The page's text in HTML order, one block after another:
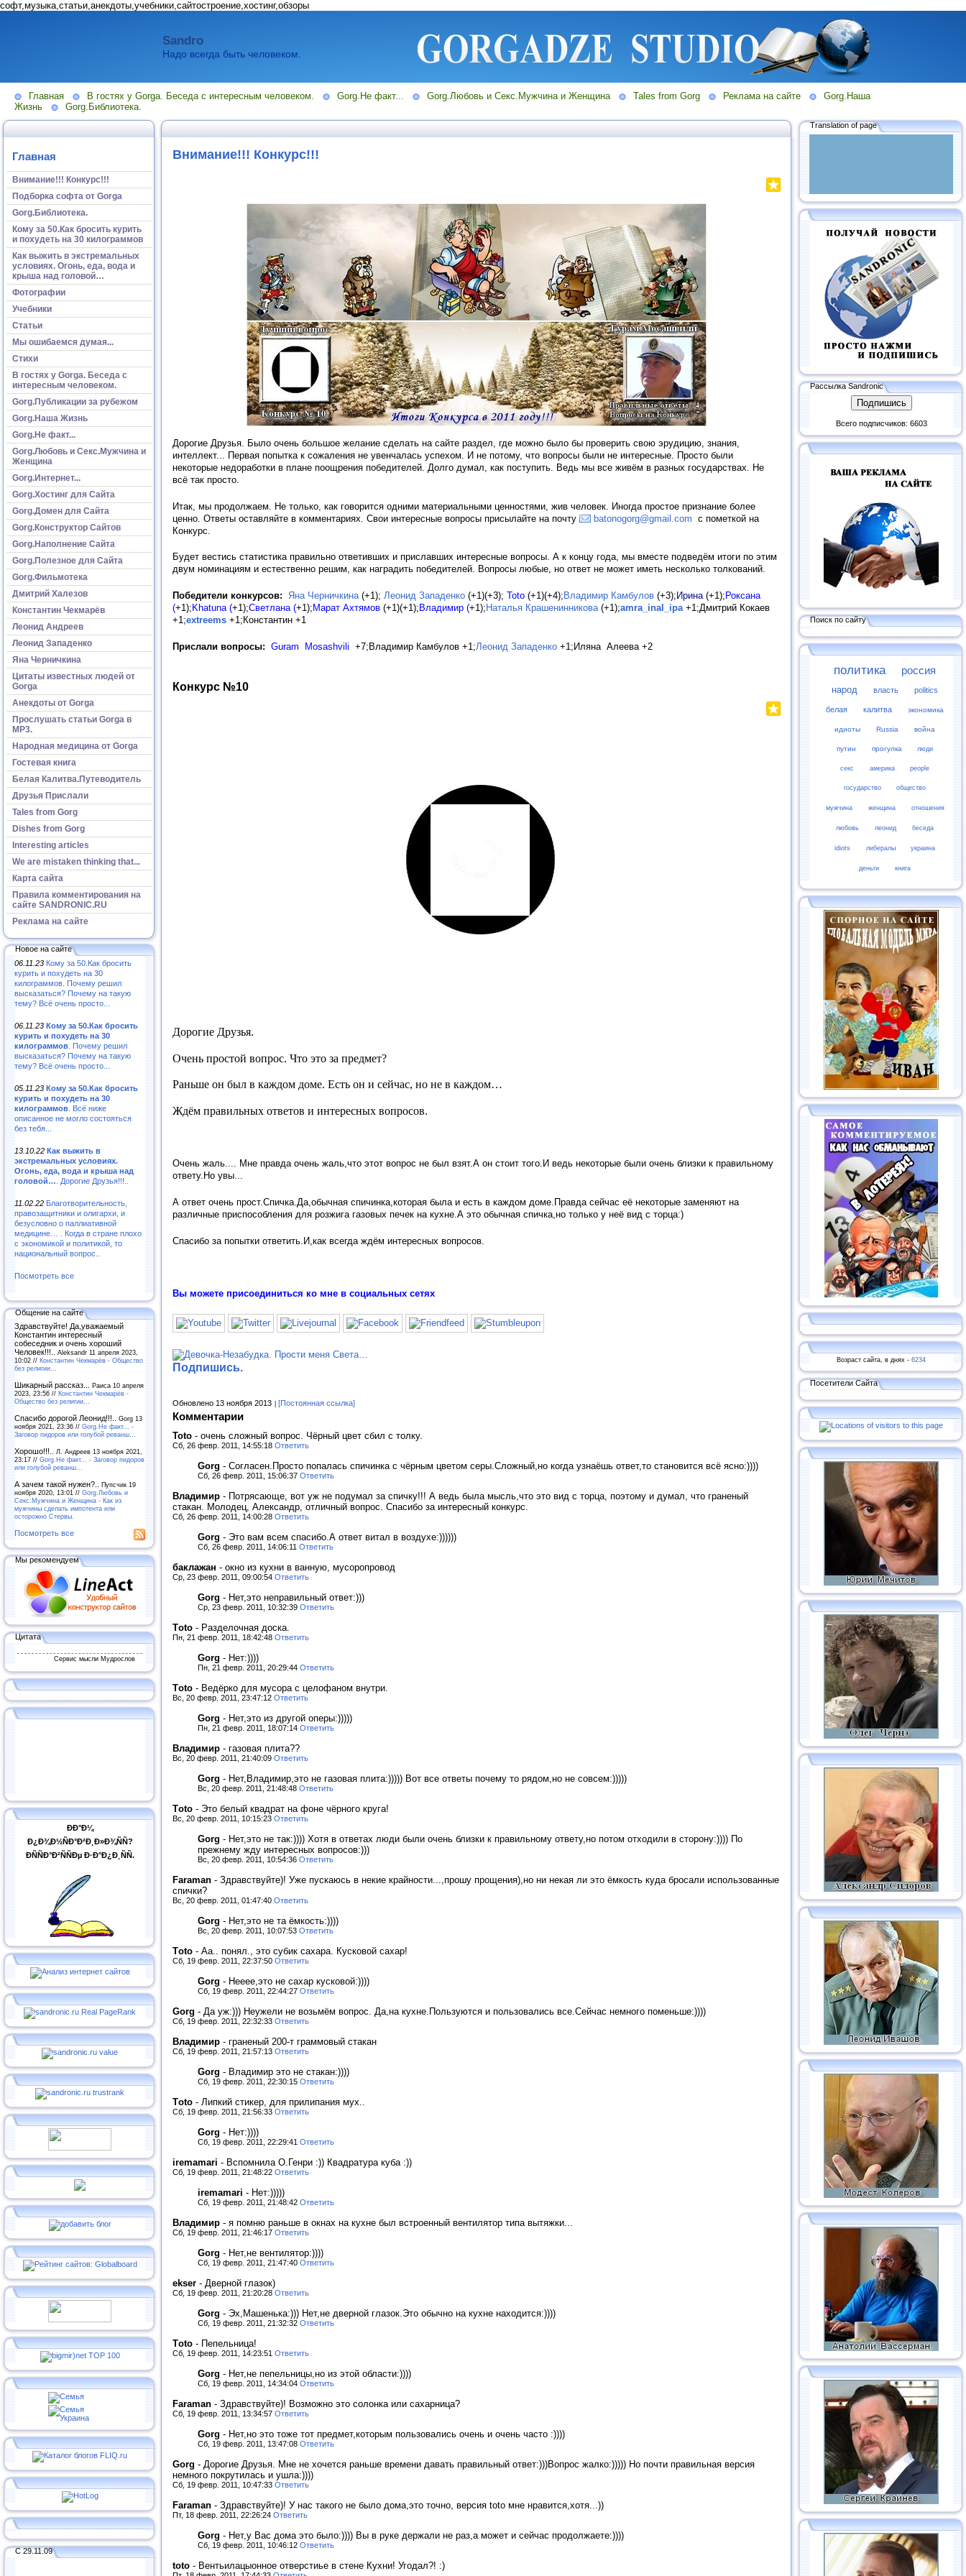
софт,музыка,статьи,анекдоты,учебники,сайтостроение,хостинг,обзоры
Sandro
Надо всегда быть человеком.
Главная В гостях у Gorga. Беседа с интересным человеком. Gorg.Не факт... Gorg.Любовь и Секс.Мужчина и Женщина Tales from Gorg Реклама на сайте
Gorg.Наша
Жизнь
Gorg.Библиотека.
Главная
Внимание!!! Конкурс!!!
Подборка софта от Gorga
Gorg.Библиотека.
Кому за 50.Как бросить курить
и похудеть на 30 килограммов
Как выжить в экстремальных
условиях. Огонь, еда, вода и
крыша над головой…
Фотографии
Учебники
Статьи
Мы ошибаемся думая...
Стихи
В гостях у Gorga. Беседа с
интересным человеком.
Gorg.Публикации за рубежом
Gorg.Наша Жизнь
Gorg.Не факт...
Gorg.Любовь и Секс.Мужчина и
Женщина
Gorg.Интернет...
Gorg.Хостинг для Сайта
Gorg.Домен для Сайта
Gorg.Конструктор Сайтов
Gorg.Наполнение Сайта
Gorg.Полезное для Сайта
Gorg.Фильмотека
Дмитрий Халезов
Константин Чекмарёв
Леонид Андреев
Леонид Западенко
Яна Черничкина
Цитаты известных людей от
Gorga
Анекдоты от Gorga
Прослушать статьи Gorga в
МР3.
Народная медицина от Gorga
Гостевая книга
Белая Калитва.Путеводитель
Друзья Прислали
Tales from Gorg
Dishes from Gorg
Interesting articles
We are mistaken thinking that...
Карта сайта
Правила комментирования на
сайте SANDRONIC.RU
Реклама на сайте
Новое на сайте
06.11.23 Кому за 50.Как бросить
курить и похудеть на 30
килограммов. Почему решил
высказаться? Почему на такую
тему? Всё очень просто...
06.11.23 Кому за 50.Как бросить
курить и похудеть на 30
килограммов . Почему решил
высказаться? Почему на такую
тему? Всё очень просто...
05.11.23 Кому за 50.Как бросить
курить и похудеть на 30
килограммов . Всё ниже
описанное не могло состояться
без тебя...
13.10.22 Как выжить в
экстремальных условиях.
Огонь, еда, вода и крыша над
головой… . Дорогие Друзья!!!..
11.02.22 Благотворительность,
правозащитники и олигархи, и
безусловно о паллиативной
медицине… . Когда в стране плохо
с экономикой и политикой, то
национальный вопрос..
Посмотреть все
Общение на сайте
Здравствуйте! Да,уважаемый
Константин интересный
собеседник и очень хороший
Человек!!!.. Aleksandr 11 апреля 2023,
10:02 // Константин Чекмарёв - Общество
без религии...
Шикарный рассказ... Раиса 10 апреля
2023, 23:56 // Константин Чекмарёв -
Общество без религии...
Спасибо дорогой Леонид!!!.. Gorg 13
ноября 2021, 23:36 // Gorg.Не факт... -
Заговор пидоров или голубой реванш…
Хорошо!!!..
Л. Андреев 13 ноября 2021,
23:17 // Gorg.Не факт... - Заговор пидоров
или голубой реванш…
А зачем такой нужен?.. Пупсчик 19
ноября 2020, 13:01 // Gorg.Любовь и
Секс.Мужчина и Женщина - Как из
мужчины сделать импотента или
осторожно Стервы.
Посмотреть все
Мы рекомендуем
Цитата
Сервис мысли Мудрослов
ÐÐ°Ð¼
Ð¿Ð¾Ð½ÑÐ°Ð²Ð¸Ð»Ð¾ÑÑ?
ÐÑÑÐ°Ð²ÑÑÐµ Ð·Ð°Ð¿Ð¸ÑÑ.
С 29.11.09
Внимание!!! Конкурс!!!
Дорогие Друзья. Было очень большое желание сделать на сайте раздел, где можно было бы проверить свою эрудицию, знания,
интеллект... Первая попытка к сожаления не увенчалась успехом. И не потому, что вопросы были не интересные. Просто были
некоторые недоработки в плане поощрения победителей. Долго думал, как поступить. Ведь мы все живём в разных государствах. Не
всё так просто.
Итак, мы продолжаем. Не только, как говорится одними материальными ценностями, жив человек. Иногда простое признание более
ценно. Ответы оставляйте в комментариях. Свои интересные вопросы присылайте на почту
batonogorg@gmail.com с пометкой на
Конкурс.
Будет вестись статистика правильно ответивших и приславших интересные вопросы. А к концу года, мы вместе подведём итоги по этим
двум номинациям и естественно решим, как наградить победителей. Вопросы любые, но ответ не может иметь несколько толкований.
Победители конкурсов: Яна Черничкина (+1); Леонид Западенко (+1)(+3); Toto (+1)(+4); Владимир Камбулов (+3); Ирина (+1); Роксана
(+1); Khatuna (+1);Светлана (+1); Марат Ахтямов (+1)(+1); Владимир (+1); Наталья Крашенинникова (+1);amra_inal_ipa +1;Дмитрий Кокаев
+1;extreems +1;Константин +1
Прислали вопросы: Guram Mosashvili +7;Владимир Камбулов +1;Леонид Западенко +1;Иляна Алеева +2
Конкурс №10
Дорогие Друзья.
Очень простой вопрос. Что это за предмет?
Раньше он был в каждом доме. Есть он и сейчас, но не в каждом…
Ждём правильных ответов и интересных вопросов.
Очень жаль.... Мне правда очень жаль,что этот вопрос не был взят.А он стоит того.И ведь некоторые были очень близки к правильному
ответу.Но увы...
А ответ очень прост.Спичка.Да,обычная спичинка,которая была и есть в каждом доме.Правда сейчас её некоторые заменяют на
различные приспособления для розжига газовых печек на кухне.А это обычная спичка,но только у неё вид с торца:)
Спасибо за попытки ответить.И,как всегда ждём интересных вопросов.
Вы можете присоединиться ко мне в социальных сетях
Подпишись.
Обновлено 13 ноября 2013 [Постоянная ссылка]
Комментарии
Toto - очень сложный вопрос. Чёрный цвет сбил с толку.
Сб, 26 февр. 2011, 14:55:18 Ответить
Gorg - Согласен.Просто попалась спичинка с чёрным цветом серы.Сложный,но когда узнаёшь ответ,то становится всё ясно:))))
Сб, 26 февр. 2011, 15:06:37 Ответить
Владимир - Потрясающе, вот уж не подумал за спичку!!! А ведь была мысль,что это вид с торца, поэтому и думал, что граненый
стакан. Молодец, Александр, отличный вопрос. Спасибо за интересный конкурс.
Сб, 26 февр. 2011, 14:00:28 Ответить
Gorg - Это вам всем спасибо.А ответ витал в воздухе:))))))
Сб, 26 февр. 2011, 14:06:11 Ответить
баклажан - окно из кухни в ванную, мусоропровод
Ср, 23 февр. 2011, 09:00:54 Ответить
Gorg - Нет,это неправильный ответ:)))
Ср, 23 февр. 2011, 10:32:39 Ответить
Тoto - Разделочная доска.
Пн, 21 февр. 2011, 18:42:48 Ответить
Gorg - Нет:))))
Пн, 21 февр. 2011, 20:29:44 Ответить
Тoto - Ведёрко для мусора с целофаном внутри.
Вс, 20 февр. 2011, 23:47:12 Ответить
Gorg - Нет,это из другой оперы:)))))
Пн, 21 февр. 2011, 18:07:14 Ответить
Владимир - газовая плита??
Вс, 20 февр. 2011, 21:40:09 Ответить
Gorg - Нет,Владимир,это не газовая плита:))))) Вот все ответы почему то рядом,но не совсем:)))))
Вс, 20 февр. 2011, 21:48:48 Ответить
Тoto - Это белый квадрат на фоне чёрного круга!
Вс, 20 февр. 2011, 10:15:23 Ответить
Gorg - Нет,это не так:)))) Хотя в ответах люди были очень близки к правильному ответу,но потом отходили в сторону:)))) По
прежнему жду интересных вопросов:)))
Вс, 20 февр. 2011, 10:54:36 Ответить
Faraman - Здравствуйте)! Уже пускаюсь в некие крайности...,прошу прощения),но ни некая ли это ёмкость куда бросали использованные
спички?
Вс, 20 февр. 2011, 01:47:40 Ответить
Gorg - Нет,это не та ёмкость:))))
Вс, 20 февр. 2011, 10:07:53 Ответить
Тoto - Аа.. понял., это субик сахара. Кусковой сахар!
Сб, 19 февр. 2011, 22:37:50 Ответить
Gorg - Нееее,это не сахар кусковой:))))
Сб, 19 февр. 2011, 22:44:27 Ответить
Gorg - Да уж:))) Неужели не возьмём вопрос. Да,на кухне.Пользуются и пользовались все.Сейчас немного поменьше:))))
Сб, 19 февр. 2011, 22:32:33 Ответить
Владимир - граненый 200-т граммовый стакан
Сб, 19 февр. 2011, 21:57:13 Ответить
Gorg - Владимир это не стакан:))))
Сб, 19 февр. 2011, 22:30:15 Ответить
Тoto - Липкий стикер, для прилипания мух..
Сб, 19 февр. 2011, 21:56:33 Ответить
Gorg - Нет:))))
Сб, 19 февр. 2011, 22:29:41 Ответить
iremamari - Вспомнила О.Генри :)) Квадратура куба :))
Сб, 19 февр. 2011, 21:48:22 Ответить
iremamari - Нет:)))))
Сб, 19 февр. 2011, 21:48:42 Ответить
Владимир - я помню раньше в окнах на кухне был встроенный вентилятор типа вытяжки...
Сб, 19 февр. 2011, 21:46:17 Ответить
Gorg - Нет,не вентилятор:))))
Сб, 19 февр. 2011, 21:47:40 Ответить
ekser - Дверной глазок)
Сб, 19 февр. 2011, 21:20:28 Ответить
Gorg - Эх,Машенька:))) Нет,не дверной глазок.Это обычно на кухне находится:))))
Сб, 19 февр. 2011, 21:32:32 Ответить
Тoto - Пепельница!
Сб, 19 февр. 2011, 14:23:51 Ответить
Gorg - Нет,не пепельницы,но из этой области:))))
Сб, 19 февр. 2011, 14:34:04 Ответить
Faraman - Здравствуйте)! Возможно это солонка или сахарница?
Сб, 19 февр. 2011, 13:34:57 Ответить
Gorg - Нет,но это тоже тот предмет,которым пользовались очень и очень часто :))))
Сб, 19 февр. 2011, 13:47:08 Ответить
Gorg - Дорогие Друзья. Мне не хочется раньше времени давать правильный ответ:)))Вопрос жалко:))))) Но почти правильная версия
немного покрутилась и ушла:))))
Сб, 19 февр. 2011, 10:47:33 Ответить
Faraman - Здравствуйте)! У нас такого не было дома,это точно, версия toto мне нравится,хотя...))
Пт, 18 февр. 2011, 22:26:24 Ответить
Gorg - Нет,у Вас дома это было:)))) Вы в руке держали не раз,а может и сейчас продолжаете:))))
Сб, 19 февр. 2011, 10:46:12 Ответить
toto - Вентьилацыонное отверстиье в стене Кухни! Угодал?! :)
Translation of page
Рассылка Sandronic
Всего подписчиков: 6603
Поиск по сайту
политика россия
народ власть politics
белая калитва экономика
идиоты Russia война
путин прогулка люди
секс америка people
государство общество
мужчина женщина отношения
любовь леонид беседа
idiots либералы украина
деньги книга
Возраст сайта, в днях - 6234
Посетители Сайта